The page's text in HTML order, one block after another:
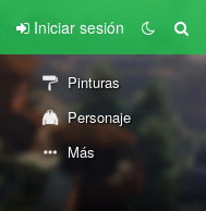
Iniciar sesión
Pinturas
Personaje
Más